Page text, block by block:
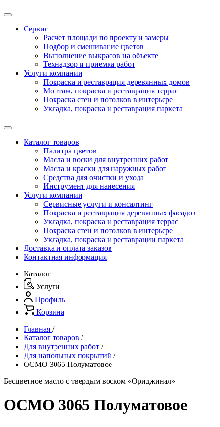
Сервис
Расчет площади по проекту и замеры
Подбор и смешивание цветов
Выполнение выкрасов на объекте
Технадзор и приемка работ
Услуги компании
Покраска и реставрация деревянных домов
Монтаж, покраска и реставрация террас
Покраска стен и потолков в интерьере
Укладка, покраска и реставрация паркета
Каталог товаров
Палитра цветов
Масла и воски для внутренних работ
Масла и краски для наружных работ
Средства для очистки и ухода
Инструмент для нанесения
Услуги компании
Сервисные услуги и консалтинг
Покраска и реставрация деревянных фасадов
Укладка, покраска и реставрация террас
Покраска стен и потолков в интерьере
Укладка, покраска и реставрации паркета
Доставка и оплата заказов
Контактная информация
Каталог
Услуги
Профиль
Корзина
Главная /
Каталог товаров /
Для внутренних работ /
Для напольных покрытий /
ОСМО 3065 Полуматовое
Бесцветное масло с твердым воском «Ориджинал»
ОСМО 3065 Полуматовое